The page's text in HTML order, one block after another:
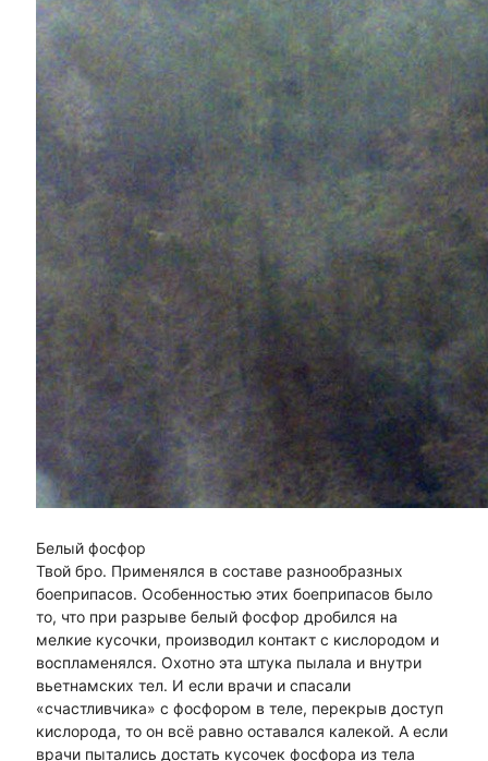
Белый фосфор
Твой бро. Применялся в составе разнообразных
боеприпасов. Особенностью этих боеприпасов было
то, что при разрыве белый фосфор дробился на
мелкие кусочки, производил контакт с кислородом и
воспламенялся. Охотно эта штука пылала и внутри
вьетнамских тел. И если врачи и спасали
«счастливчика» с фосфором в теле, перекрыв доступ
кислорода, то он всё равно оставался калекой. А если
врачи пытались достать кусочек фосфора из тела